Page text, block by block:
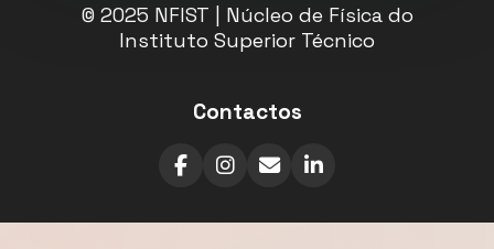
© 2025 NFIST | Núcleo de Física do
Instituto Superior Técnico
Contactos